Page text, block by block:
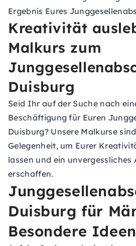
Ergebnis Eures
Kreativität
Malkurs zum
Duisburg
Seid Ihr auf der Suche nach
Beschäftigung für Euren
Duisburg? Unsere Malkurse
Gelegenheit, um Eurer
lassen und ein unvergessliches
erschaffen.
Duisburg für
Besondere Ideen